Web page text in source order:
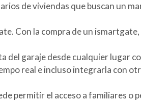
de viviendas que buscan un
Con la compra de un
del garaje desde cualquier lugar
real e incluso integrarla con
permitir el acceso a familiares o